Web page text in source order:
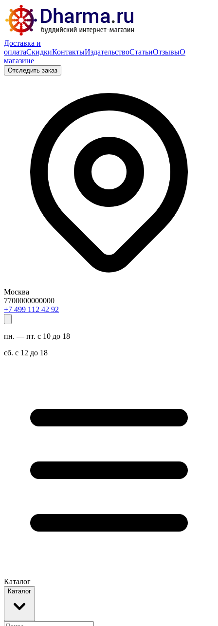
Доставка и
оплатаСкидкиКонтактыИздательствоСтатьиОтзывыО
магазине
Отследить заказ
Москва
7700000000000
29 24 211 994 7+
пн. — пт. с 10 до 18
сб. с 12 до 18
Каталог
Каталог